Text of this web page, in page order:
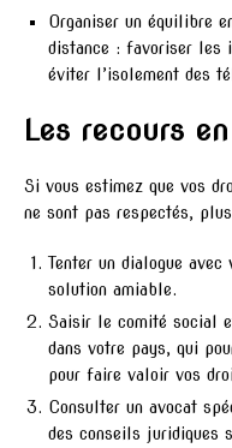
Organiser un équilibre
distance : favoriser les
éviter l’isolement des
Les recours
Si vous estimez que vos
ne sont pas respectés,
Tenter un dialogue
solution amiable.
Saisir le comité social
dans votre pays, qui
pour faire valoir vos
Consulter un avocat
des conseils juridiques